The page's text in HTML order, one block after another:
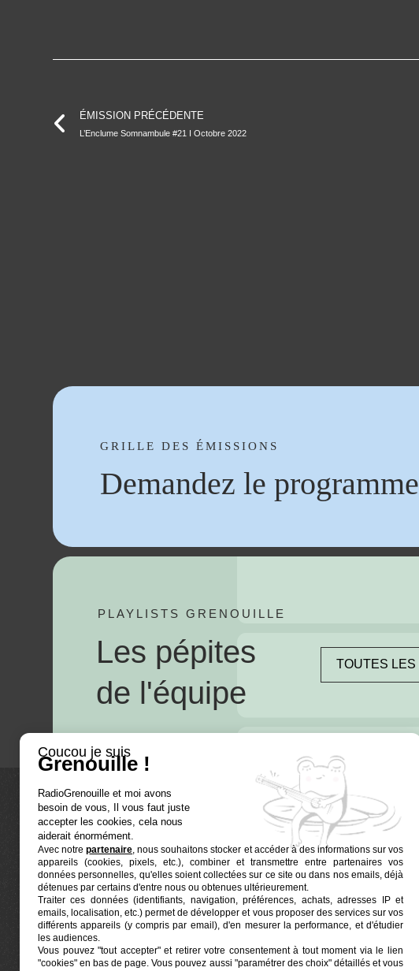
ÉMISSION PRÉCÉDENTE
L’Enclume Somnambule #21 I Octobre 2022
GRILLE DES ÉMISSIONS
Demandez le
PLAYLISTS GRENOUILLE
Les pépites
de l'équipe
TOUTES LES
Euphonia est le partenaire producteur de Radio
Grenouille, radio associative marseillaise.
Locaux situés à la Friche Belle de Mai
41, rue Jobin — 13003 Marseille
La radio
Ré-écouter
Actualités
Programmation
Grenouille Euphonia
Coucou je suis
Grenouille !
RadioGrenouille et moi avons
besoin de vous, Il vous faut juste
accepter les cookies, cela nous
aiderait énormément.
Avec notrepartenaire, nous souhaitons stocker et accéder à des informations sur vos
appareils (cookies, pixels, etc.), combiner et transmettre entre partenaires vos
données personnelles, qu'elles soient collectées sur ce site ou dans nos emails, déjà
détenues par certains d'entre nous ou obtenues ultérieurement.
Traiter ces données (identifiants, navigation, préférences, achats, adresses IP et
emails, localisation, etc.) permet de développer et vous proposer des services sur vos
différents appareils (y compris par email), d'en mesurer la performance, et d'étudier
les audiences.
Vous pouvez "tout accepter" et retirer votre consentement à tout moment via le lien
"cookies" en bas de page. Vous pouvez aussi "paramétrer des choix" détaillés et vous